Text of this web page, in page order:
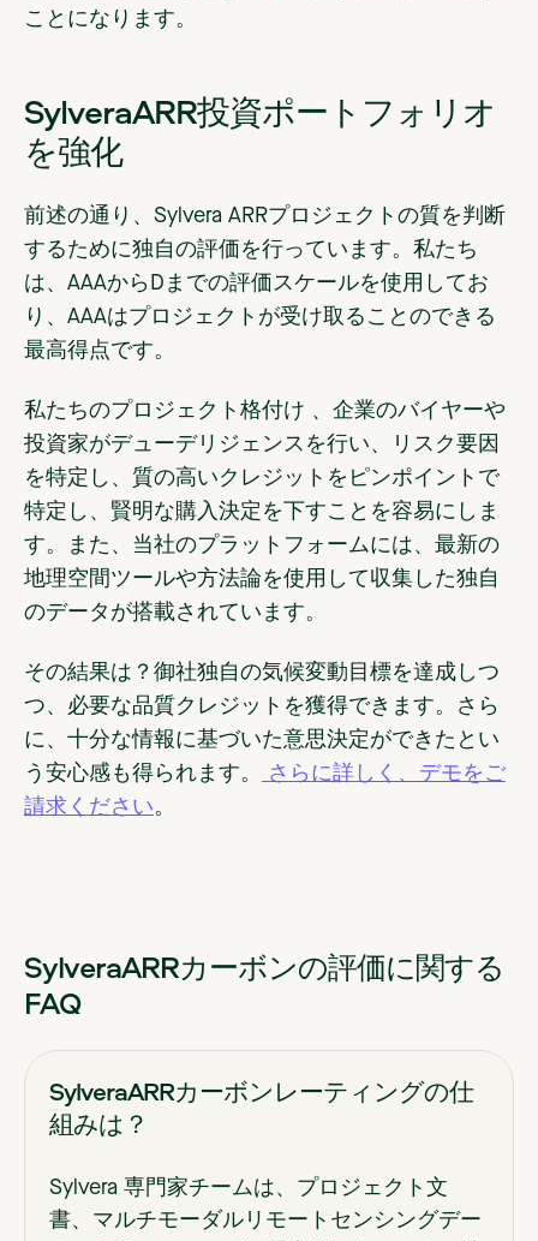
ことになります。
SylveraARR投資ポートフォリオ
を強化
前述の通り、Sylvera ARRプロジェクトの質を判断
するために独自の評価を行っています。私たち
は、AAAからDまでの評価スケールを使用してお
り、AAAはプロジェクトが受け取ることのできる
最高得点です。
私たちのプロジェクト格付け 、企業のバイヤーや
投資家がデューデリジェンスを行い、リスク要因
を特定し、質の高いクレジットをピンポイントで
特定し、賢明な購入決定を下すことを容易にしま
す。また、当社のプラットフォームには、最新の
地理空間ツールや方法論を使用して収集した独自
のデータが搭載されています。
その結果は？御社独自の気候変動目標を達成しつ
つ、必要な品質クレジットを獲得できます。さら
に、十分な情報に基づいた意思決定ができたとい
う安心感も得られます。
さらに詳しく、デモをご
請求ください。
SylveraARRカーボンの評価に関する
FAQ
SylveraARRカーボンレーティングの仕
組みは？
Sylvera 専門家チームは、プロジェクト文
書、マルチモーダルリモートセンシングデー